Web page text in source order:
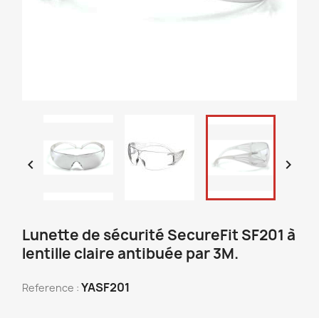
 
Lunette de sécurité SecureFit SF201 à
lentille claire antibuée par 3M.
Reference : YASF201